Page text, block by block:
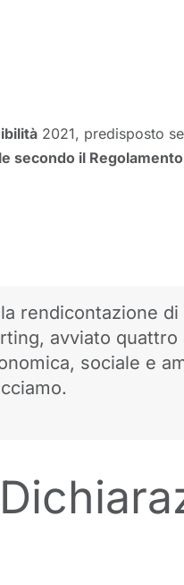
2021, predisposto
secondo il
rendicontazione
avviato quattro
sociale e